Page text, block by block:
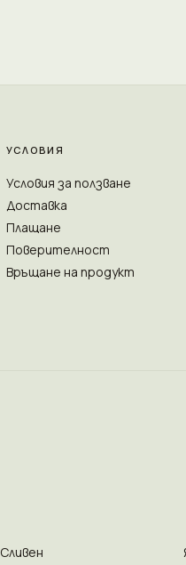
УСЛОВИЯ
Условия за ползване
Доставка
Плащане
Поверителност
Връщане на продукт
Сливен